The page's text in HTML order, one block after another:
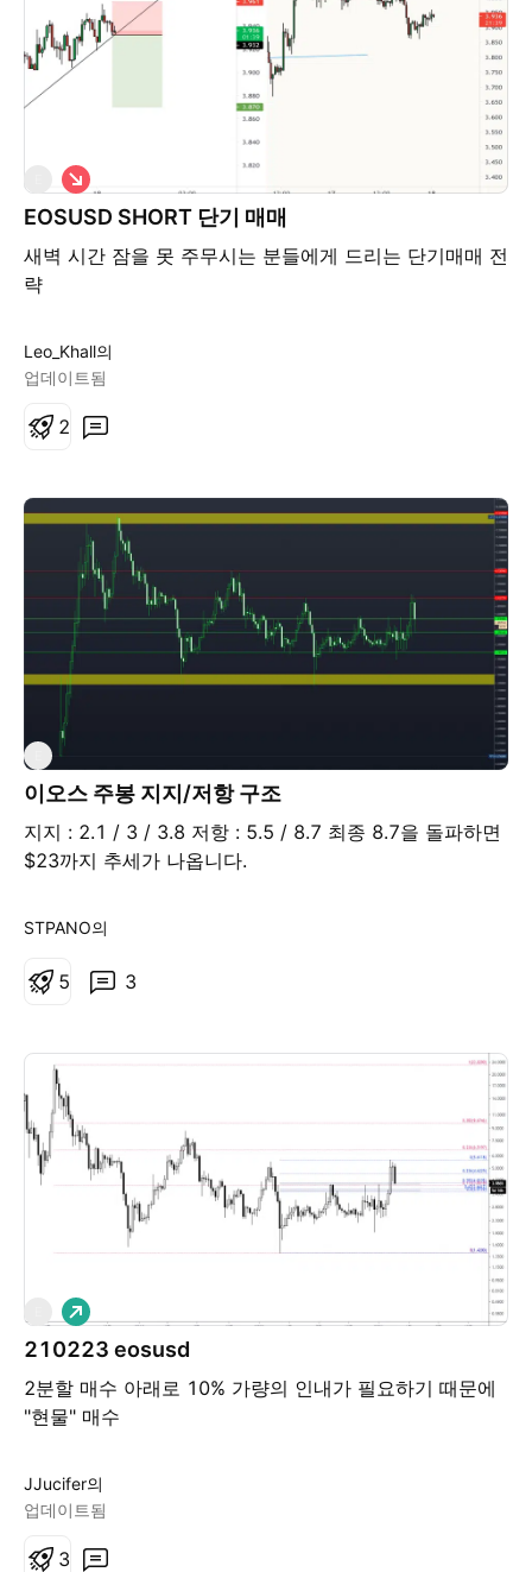
Stake (위임지분증명) 방식을 채택합니다. DPOS 시스템
에서는 토큰 보유자가 상시 운영되는 투표 시스템을 통해
블록 생산자(block producer)를 선출할 수 있습니다. 또
한 누구나 블록 생산자로 참여할 수 있으며, 블록을 생산
할 기회는 모든 다른 생산자들이 받은 전체 투표 중 본인
이 받은 투표 비율에 따라 결정됩니다. 대표자들은 거래를
입증하고 합의를 이끌어내며 시스템을 통한 그들의 노력
에 대해 보상을 받게 됩니다. 이오스는 빠른 트랜잭션이
이 있습니다. 가령 일부 플랫폼 코인의 경우 개발된 서비
스를 이용할 때마다(트렌젝션 발생 시마다) 수수료를 지
지는 않아도 됩니다. 대신 dapp 제공자가 EOS를 보유해
야만 트랜잭션이 발생시킬 수 있다는 점에서 차이가 있습
니다. 이오스는 지난 2018년 6월 14일 공식 메인넷 런칭
이 완료되면서 독자적인 플랫폼을 구축하는 데 성공했습
EOSUSD SHORT 단기 매매
새벽 시간 잠을 못 주무시는 분들에게 드리는 단기매매 전
략
숏
Leo_Khall의
업데이트됨
2
이오스 주봉 지지/저항 구조
지지 : 2.1 / 3 / 3.8 저항 : 5.5 / 8.7 최종 8.7을 돌파하면
$23까지 추세가 나옵니다.
STPANO의
3
5
210223 eosusd
2분할 매수 아래로 10% 가량의 인내가 필요하기 때문에
"현물" 매수
롱
JJucifer의
업데이트됨
3